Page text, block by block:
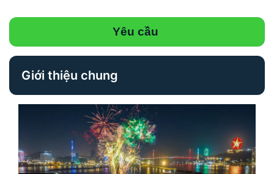
Yêu cầu
Giới thiệu chung